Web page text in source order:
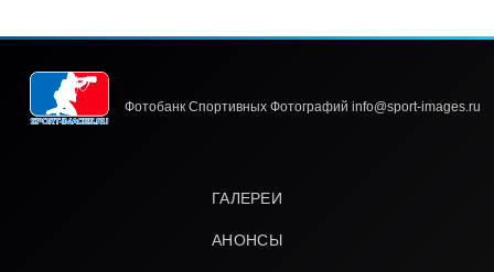
Фотобанк Спортивных Фотографий info@sport-images.ru
ГАЛЕРЕИ
АНОНСЫ